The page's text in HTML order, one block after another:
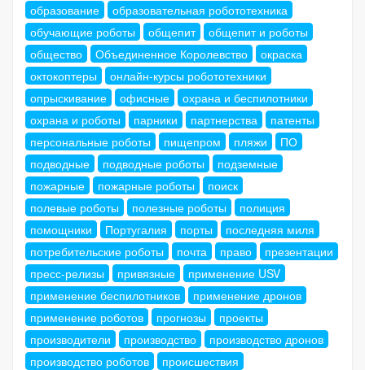
образование
образовательная робототехника
обучающие роботы
общепит
общепит и роботы
общество
Объединенное Королевство
окраска
октокоптеры
онлайн-курсы робототехники
опрыскивание
офисные
охрана и беспилотники
охрана и роботы
парники партнерства
патенты
персональные роботы
пищепром пляжи
ПО
подводные
подводные роботы
подземные
пожарные
пожарные роботы
поиск
полевые роботы
полезные роботы
полиция
помощники
Португалия порты
последняя миля
потребительские роботы
почта право
презентации
пресс-релизы
привязные
применение USV
применение беспилотников
применение дронов
применение роботов
прогнозы
проекты
производители
производство
производство дронов
производство роботов
происшествия